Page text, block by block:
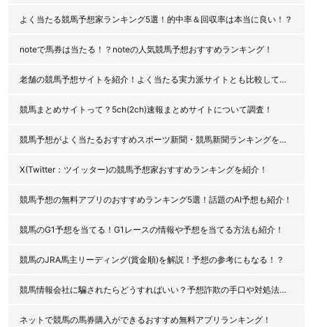
よく当たる競馬予想家ランキング5選！的中率＆回収率は本当に良い！？
noteで馬券は当たる！？noteの人気競馬予想おすすめランキング！
老舗の競馬予想サイトを紹介！よく当たる実力派サイトとも比較してみた！
競馬まとめサイトって？5ch(2ch)速報まとめサイトについて調査！
競馬予想がよく当たるおすすめスポーツ新聞・競馬新聞ランキングを紹介！
X(Twitter：ツイッター)の競馬予想家おすすめランキングを紹介！
競馬予想の無料アプリのおすすめランキング5選！話題のAI予想も紹介！
競馬のG1予想を当てる！G1レースの情報や予想を当てる方法も紹介！
競馬のJRA馬主リーディング(賞金順)を解説！予想の参考にもなる！？
競馬情報会社に騙されたらどうすればいい？予想詐欺の手口や対処法を解説！
ネットで競馬の馬券購入ができるおすすめ無料アプリランキング！